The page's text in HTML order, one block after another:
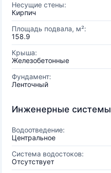
Несущие стены:
Кирпич
Площадь подвала, м²:
158.9
Крыша:
Железобетонные
Фундамент:
Ленточный
Инженерные системы
Водоотведение:
Центральное
Система водостоков:
Отсутствует